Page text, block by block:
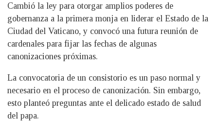
Cambió la ley para otorgar amplios poderes de
gobernanza a la primera monja en liderar el Estado de la
Ciudad del Vaticano, y convocó una futura reunión de
cardenales para fijar las fechas de algunas
canonizaciones próximas.
La convocatoria de un consistorio es un paso normal y
necesario en el proceso de canonización. Sin embargo,
esto planteó preguntas ante el delicado estado de salud
del papa.